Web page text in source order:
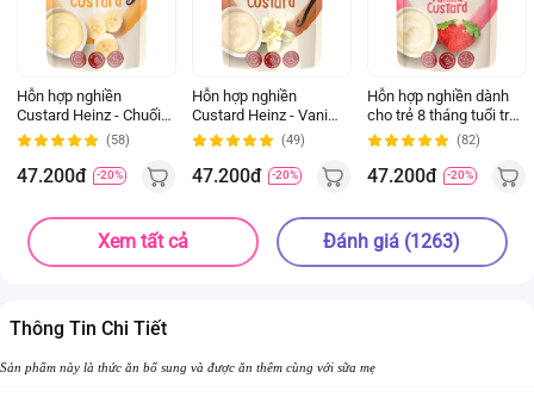
Hỗn hợp nghiền
Custard Heinz - Chuối
(120g) *giao ngẫu
(58)
47.200đ -20%
Hỗn hợp nghiền
Custard Heinz - Vani
(120g) *giao ngẫu
(49)
47.200đ -20%
Hỗn hợp nghiền dành
cho trẻ 8 tháng tuổi trở
lên : Custard Dâu và
Vani - Heinz Strawberry
& Vanilla custard. *giao
(82)
47.200đ -20%
Xem tất cả Đánh giá (1263)
Thông Tin Chi Tiết
Sản phẩm này là thức ăn bổ sung và được ăn thêm cùng với sữa mẹ